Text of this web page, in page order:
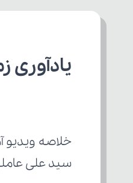
خلاصه ویدیو
سید علی